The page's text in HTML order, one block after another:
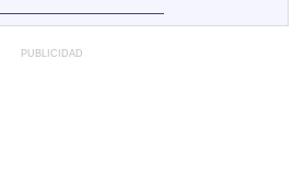
PUBLICIDAD